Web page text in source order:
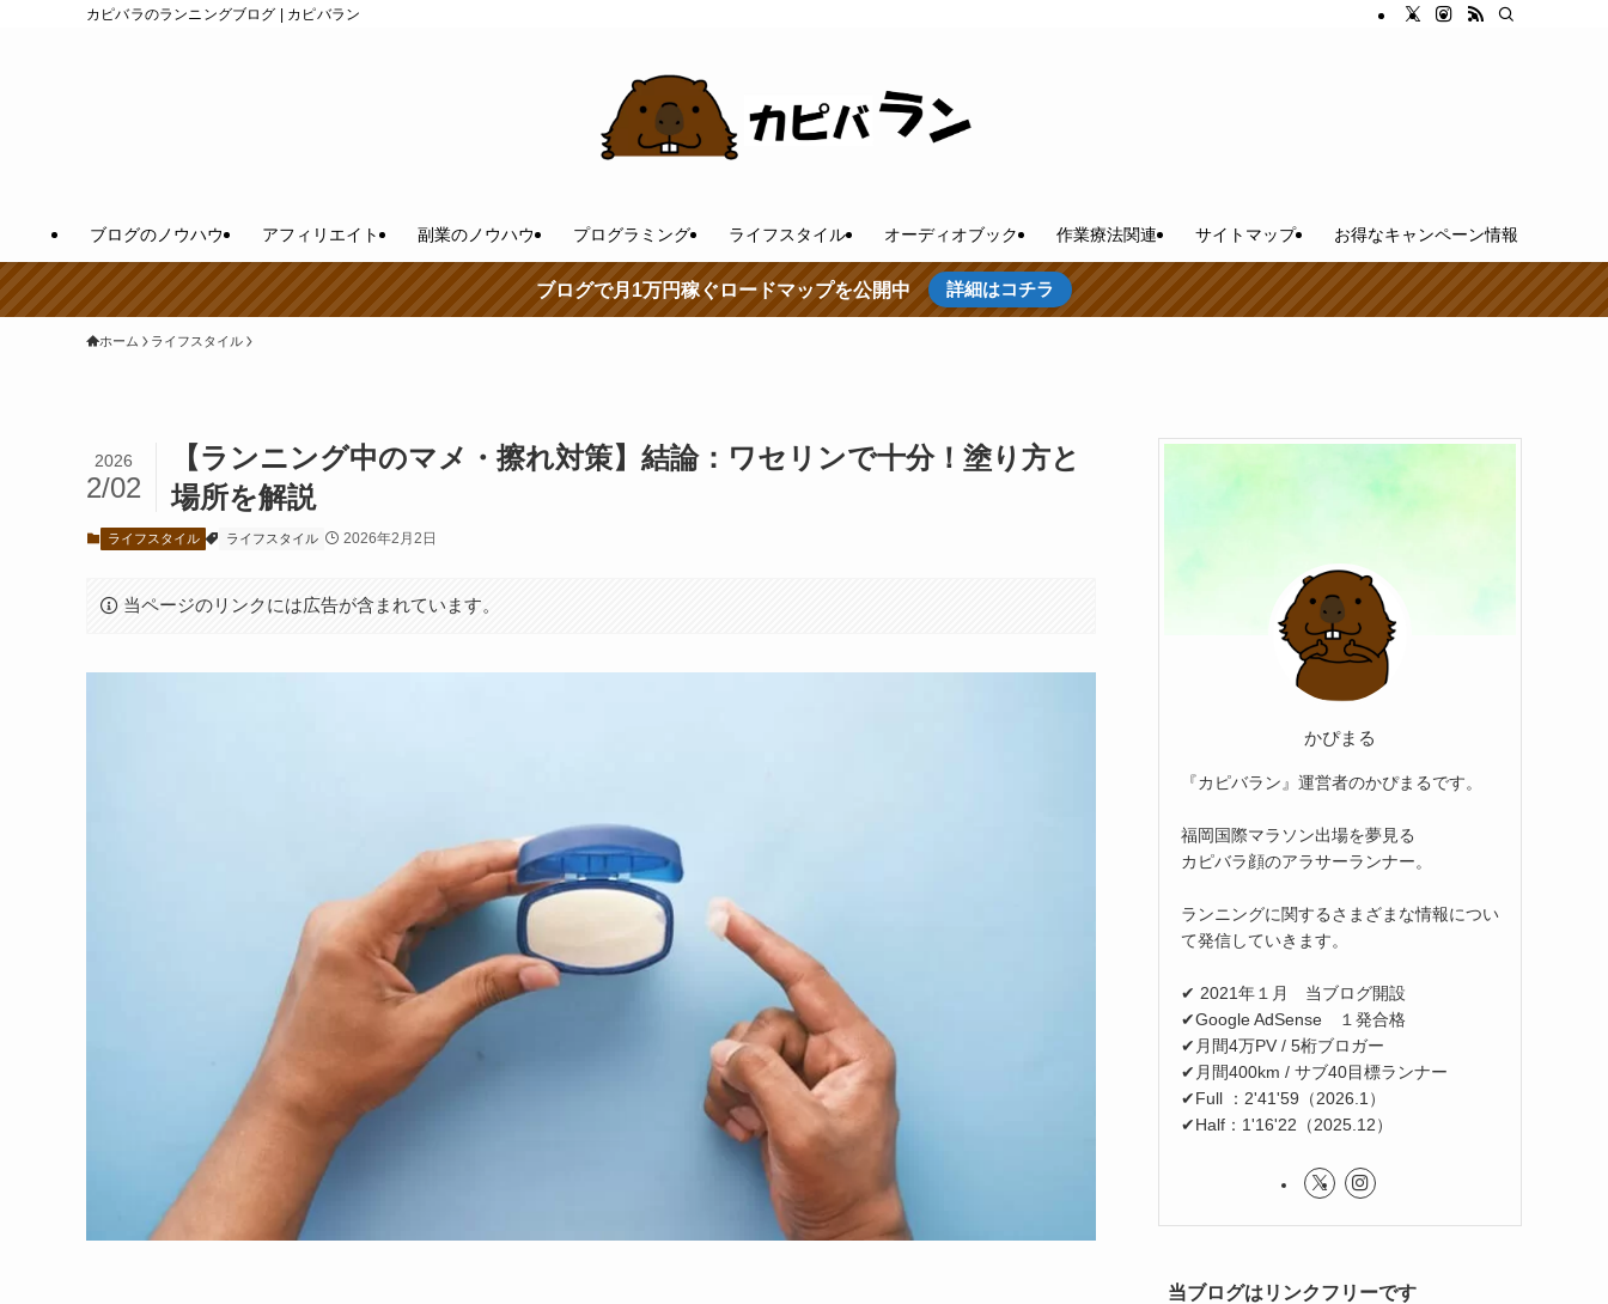
カピバラのランニングブログ | カピバラン
ブログのノウハウ アフィリエイト 副業のノウハウ プログラミング ライフスタイル オーディオブック 作業療法関連 サイトマップ お得なキャンペーン情報
ブログで月1万円稼ぐロードマップを公開中 詳細はコチラ
ホーム ライフスタイル
【ランニング中のマメ・擦れ対策】結論：ワセリンで十分！塗り方と
場所を解説
2026
2/02
ライフスタイル ライフスタイル 2026年2月2日
当ページのリンクには広告が含まれています。
かぴまる
『カピバラン』運営者のかぴまるです。
福岡国際マラソン出場を夢見る
カピバラ顔のアラサーランナー。
ランニングに関するさまざまな情報につい
て発信していきます。
✔ 2021年１月 当ブログ開設
✔Google AdSense １発合格
✔月間4万PV / 5桁ブロガー
✔月間400km / サブ40目標ランナー
✔Full ：2'41'59（2026.1）
✔Half：1'16'22（2025.12）
当ブログはリンクフリーです